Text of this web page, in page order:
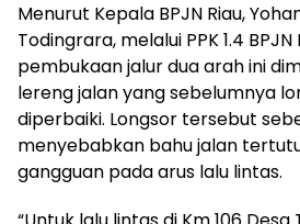
Menurut Kepala BPJN Riau,
Todingrara, melalui PPK 1.4
pembukaan jalur dua arah ini
lereng jalan yang sebelumnya
diperbaiki. Longsor tersebut
menyebabkan bahu jalan
gangguan pada arus lalu lintas.